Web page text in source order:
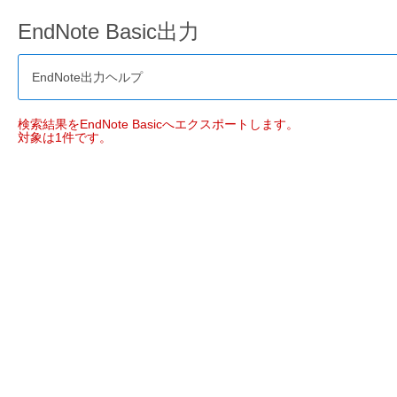
EndNote Basic出力
EndNote出力ヘルプ
検索結果をEndNote Basicへエクスポートします。
対象は1件です。